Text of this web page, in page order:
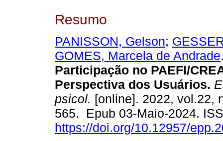
Resumo
PANISSON, Gelson;
GOMES, Marcela de Andrade
Participação no PAEFI/
Perspectiva dos Usuários.
psicol. [online]. 2022, vol.22,
565. Epub 03-Maio-2024.
https://doi.org/10.12957/